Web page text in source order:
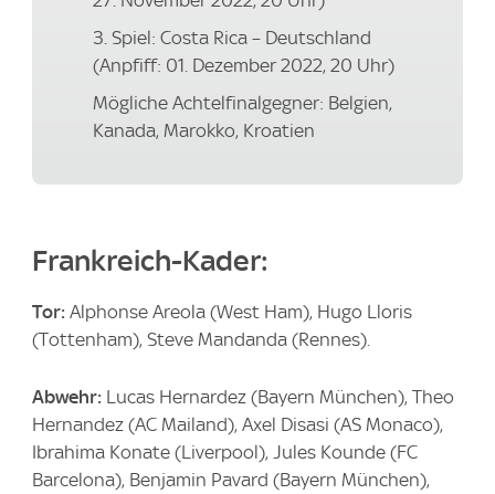
3. Spiel: Costa Rica – Deutschland
(Anpfiff: 01. Dezember 2022, 20 Uhr)
Mögliche Achtelfinalgegner: Belgien,
Kanada, Marokko, Kroatien
Frankreich-Kader:
Tor: Alphonse Areola (West Ham), Hugo Lloris
(Tottenham), Steve Mandanda (Rennes).
Abwehr: Lucas Hernardez (Bayern München), Theo
Hernandez (AC Mailand), Axel Disasi (AS Monaco),
Ibrahima Konate (Liverpool), Jules Kounde (FC
Barcelona), Benjamin Pavard (Bayern München),